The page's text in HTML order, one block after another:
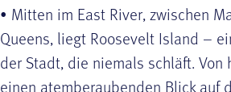
• Mitten im East River, zwischen
Queens, liegt Roosevelt Island –
der Stadt, die niemals schläft. Von
einen atemberaubenden Blick auf